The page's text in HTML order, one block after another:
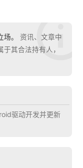
。
资讯、文章中
其合法持有人，
驱动开发并更新